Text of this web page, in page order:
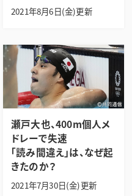
2021年8月6日(金)更新
瀬戸大也、400m個人メ
ドレーで失速
「読み間違え」は、なぜ起
きたのか？
2021年7月30日(金)更新